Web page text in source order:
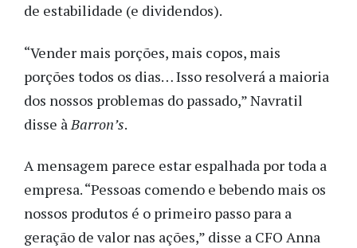
de estabilidade (e dividendos).
“Vender mais porções, mais copos, mais
porções todos os dias… Isso resolverá a maioria
dos nossos problemas do passado,” Navratil
disse à Barron’s.
A mensagem parece estar espalhada por toda a
empresa. “Pessoas comendo e bebendo mais os
nossos produtos é o primeiro passo para a
geração de valor nas ações,” disse a CFO Anna